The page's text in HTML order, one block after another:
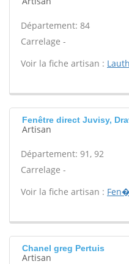
Département: 84
Carrelage -
Voir la fiche artisan :
Fenêtre direct Juvisy,
Artisan
Département: 91, 92
Carrelage -
Voir la fiche artisan :
Chanel greg Pertuis
Artisan